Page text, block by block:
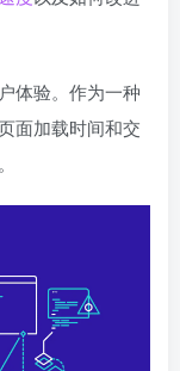
体验。作为一种
面加载时间和交